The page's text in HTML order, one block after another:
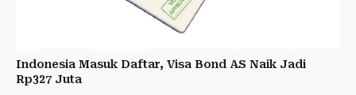
Indonesia Masuk Daftar, Visa Bond AS Naik Jadi
Rp327 Juta